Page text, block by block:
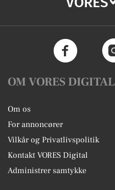
OM VORES DIGITAL
Om os
For annoncører
Vilkår og Privatlivspolitik
Kontakt VORES Digital
Administrer samtykke